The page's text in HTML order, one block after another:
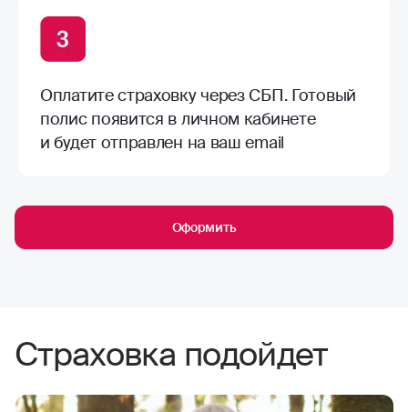
Оплатите страховку через СБП. Готовый
полис появится в личном кабинете
и будет отправлен на ваш email
Оформить
Страховка подойдет